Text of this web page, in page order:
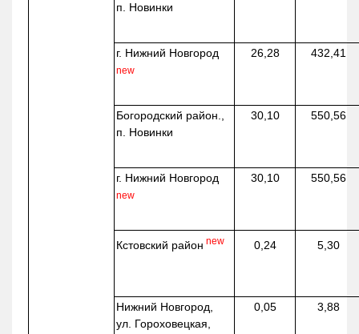
п. Новинки
г. Нижний Новгород
new
26,28 432,41
Богородский район.,
п. Новинки
30,10 550,56
г. Нижний Новгород
new
30,10 550,56
Кстовский район new 0,24 5,30
Нижний Новгород,
ул. Гороховецкая,
0,05 3,88